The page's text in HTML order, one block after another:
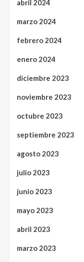
abril 2024
marzo 2024
febrero 2024
enero 2024
diciembre 2023
noviembre 2023
octubre 2023
septiembre 2023
agosto 2023
julio 2023
junio 2023
mayo 2023
abril 2023
marzo 2023